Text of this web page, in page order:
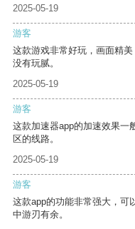
2025-05-19
游客
这款游戏非常好玩，画面精
没有玩腻。
2025-05-19
游客
这款加速器app的加速效果一
区的线路。
2025-05-19
游客
这款app的功能非常强大，可
中游刃有余。